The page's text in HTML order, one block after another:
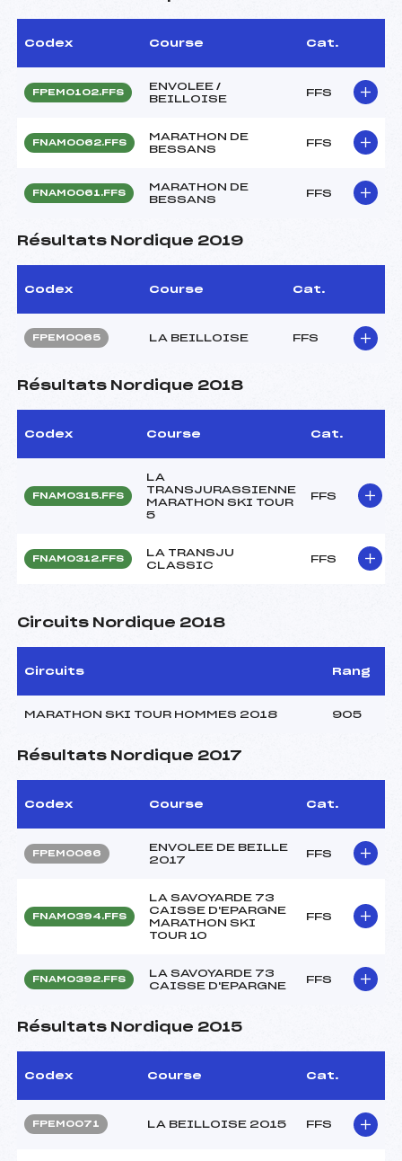
Codex Course Cat.
FPEM0102.FFS
ENVOLEE /
BEILLOISE
FFS
FNAM0062.FFS
MARATHON DE
BESSANS
FFS
FNAM0061.FFS
MARATHON DE
BESSANS
FFS
Résultats Nordique 2019
Codex Course Cat.
FPEM0065 LA BEILLOISE FFS
Résultats Nordique 2018
Codex Course Cat.
FNAM0315.FFS
LA
TRANSJURASSIENNE
MARATHON SKI TOUR
5
FFS
FNAM0312.FFS
LA TRANSJU
CLASSIC
FFS
Circuits Nordique 2018
Circuits Rang
MARATHON SKI TOUR HOMMES 2018 905
Résultats Nordique 2017
Codex Course Cat.
FPEM0066
ENVOLEE DE BEILLE
2017
FFS
FNAM0394.FFS
LA SAVOYARDE 73
CAISSE D'EPARGNE
MARATHON SKI
TOUR 10
FFS
FNAM0392.FFS
LA SAVOYARDE 73
CAISSE D'EPARGNE
FFS
Résultats Nordique 2015
Codex Course Cat.
FPEM0071 LA BEILLOISE 2015 FFS